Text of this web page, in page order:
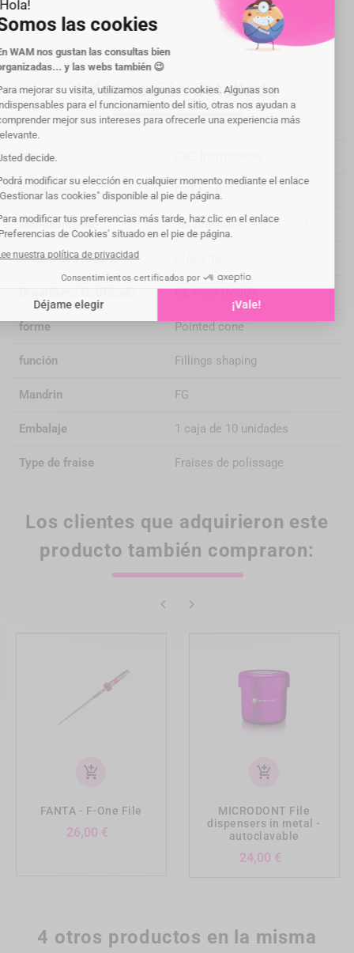
Información detallada
Marca
Referencia CST-FG-8696
Mantenimiento autoclavable 135°C/275°F
Dispositivo médico
CE 0483 (MDC)
forme Pointed cone
función Fillings shaping
Mandrin FG
Embalaje 1 caja de 10 unidades
Type de fraise Fraises de polissage
Los clientes que adquirieron este
producto también compraron:
 
add_shopping_cart
FANTA - F-One File
26,00 €
add_shopping_cart
MICRODONT File
dispensers in metal -
autoclavable
24,00 €
4 otros productos en la misma